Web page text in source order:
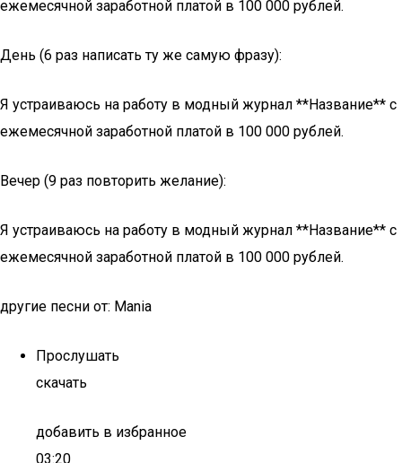
ежемесячной заработной платой в 100 000 рублей.
День (6 раз написать ту же самую фразу):
Я устраиваюсь на работу в модный журнал **Название** с
ежемесячной заработной платой в 100 000 рублей.
Вечер (9 раз повторить желание):
Я устраиваюсь на работу в модный журнал **Название** с
ежемесячной заработной платой в 100 000 рублей.
другие песни от: Mania
Прослушать
скачать
добавить в избранное
03:20